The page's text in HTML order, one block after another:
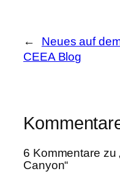
←
Neues auf
CEEA Blog
6 Kommentare zu
Canyon“